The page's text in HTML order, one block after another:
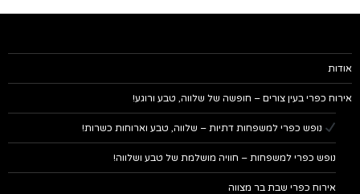
אודות
אירוח כפרי בעין צורים – חופשה של שלווה, טבע ורוגע!
נופש כפרי למשפחות דתיות – שלווה, טבע וארוחות כשרות!
נופש כפרי למשפחות – חוויה מושלמת של טבע ושלווה!
אירוח כפרי שבת בר מצווה